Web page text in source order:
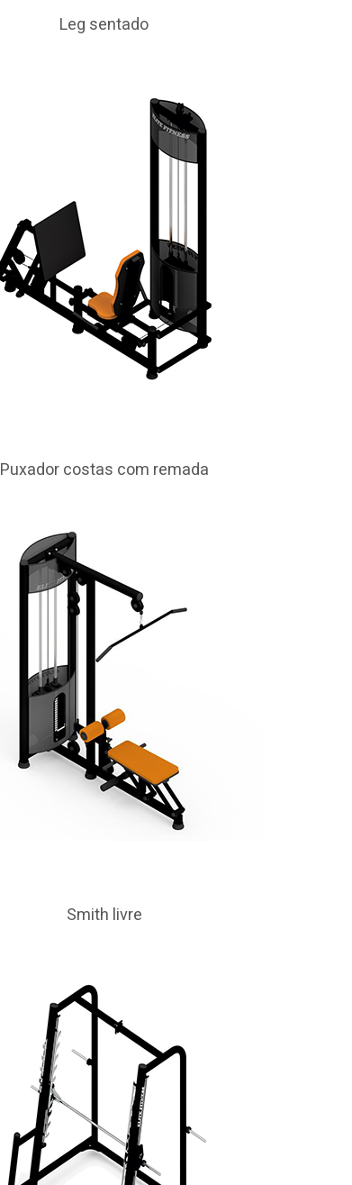
Leg sentado
Puxador costas com remada
Smith livre